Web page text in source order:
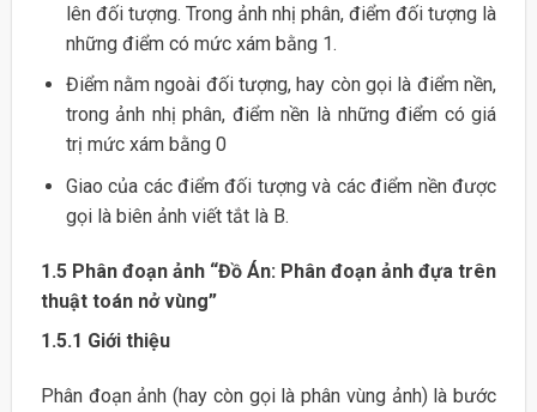
lên đối tượng. Trong ảnh nhị phân, điểm đối tượng là
những điểm có mức xám bằng 1.
Điểm nằm ngoài đối tượng, hay còn gọi là điểm nền,
trong ảnh nhị phân, điểm nền là những điểm có giá
trị mức xám bằng 0
Giao của các điểm đối tượng và các điểm nền được
gọi là biên ảnh viết tắt là B.
1.5 Phân đoạn ảnh “Đồ Án: Phân đoạn ảnh đựa trên
thuật toán nở vùng”
1.5.1 Giới thiệu
Phân đoạn ảnh (hay còn gọi là phân vùng ảnh) là bước